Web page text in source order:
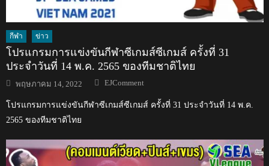
กีฬา ข่าว
โปรแกรมการแข่งขันกีฬาซีเกมส์ซีเกมส์ ครั้งที่ 31
ประจำวันที่ 14 พ.ค. 2565 ของทีมชาติไทย
Posted
on
พฤษภาคม 14, 2022 Author
EJComment
โปรแกรมการแข่งขันกีฬาซีเกมส์ซีเกมส์ ครั้งที่ 31 ประจำวันที่ 14 พ.ค.
2565 ของทีมชาติไทย